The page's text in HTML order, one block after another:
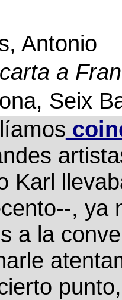
Antonio
a
Seix
Karl
, ya
a la